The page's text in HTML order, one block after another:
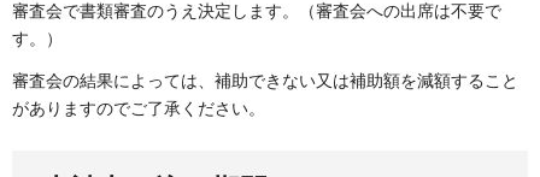
審査会で書類審査のうえ決定します。（審査会への出席は不要で
す。）
審査会の結果によっては、補助できない又は補助額を減額すること
がありますのでご了承ください。